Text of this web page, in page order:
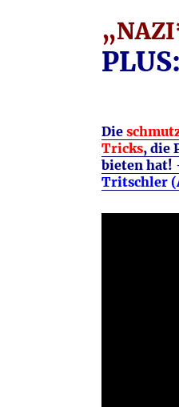
PLUS:
Die
Tricks, die
bieten hat!
Tritschler